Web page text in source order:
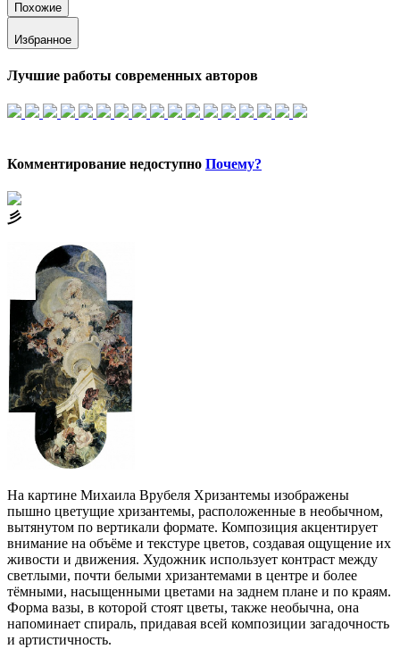
Похожие
Избранное
Лучшие работы современных авторов
Комментирование недоступно Почему?
⼺
На картине Михаила Врубеля Хризантемы изображены
пышно цветущие хризантемы, расположенные в необычном,
вытянутом по вертикали формате. Композиция акцентирует
внимание на объёме и текстуре цветов, создавая ощущение их
живости и движения. Художник использует контраст между
светлыми, почти белыми хризантемами в центре и более
тёмными, насыщенными цветами на заднем плане и по краям.
Форма вазы, в которой стоят цветы, также необычна, она
напоминает спираль, придавая всей композиции загадочность
и артистичность.